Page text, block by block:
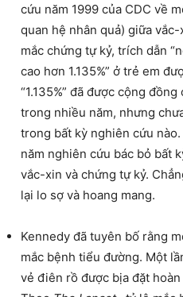
cứu năm 1999 của CDC về
quan hệ nhân quả) giữa
mắc chứng tự kỷ, trích dẫn
cao hơn 1.135%” ở trẻ em
“1.135%” đã được cộng
trong nhiều năm, nhưng
trong bất kỳ nghiên cứu
năm nghiên cứu bác bỏ bất
vắc-xin và chứng tự kỷ.
lại lo sợ và hoang mang.
Kennedy đã tuyên bố rằng
mắc bệnh tiểu đường. Một
vẻ điên rồ được bịa đặt